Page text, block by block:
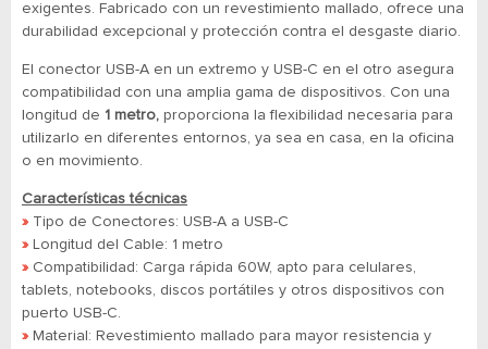
exigentes. Fabricado con un revestimiento mallado, ofrece una
durabilidad excepcional y protección contra el desgaste diario.
El conector USB-A en un extremo y USB-C en el otro asegura
compatibilidad con una amplia gama de dispositivos. Con una
longitud de 1 metro, proporciona la flexibilidad necesaria para
utilizarlo en diferentes entornos, ya sea en casa, en la oficina
o en movimiento.
Características técnicas
» Tipo de Conectores: USB-A a USB-C
» Longitud del Cable: 1 metro
» Compatibilidad: Carga rápida 60W, apto para celulares,
tablets, notebooks, discos portátiles y otros dispositivos con
puerto USB-C.
» Material: Revestimiento mallado para mayor resistencia y